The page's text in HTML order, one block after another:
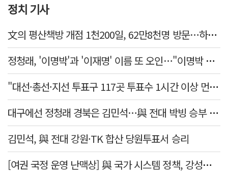
정치 기사
文의 평산책방 개점 1천200일, 62만8천명 방문…하루 평균 500명↑
정청래, '이명박'과 '이재명' 이름 또 오인…"이명박 대통령 임기안에 반도체 제품 출시"
"대선·총선·지선 투표구 117곳 투표수 1시간 이상 먼저 입력"
대구에선 정청래 경북은 김민석…與 전대 박빙 승부 이어간다
김민석, 與 전대 강원·TK 합산 당원투표서 승리
[여권 국정 운영 난맥상] 與 국가 시스템 정책, 강성층 결집에 의존